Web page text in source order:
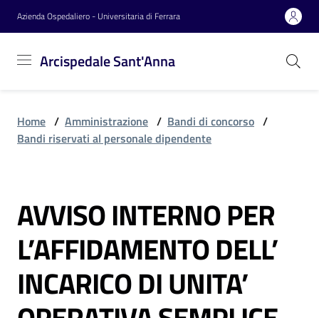
Vai al contenuto
Vai alla navigazione
Vai al footer
Azienda Ospedaliero - Universitaria di Ferrara
Arcispedale Sant'Anna
Sant'Anna
Azienda
Reparti
Home / Amministrazione / Bandi di concorso /
Bandi riservati al personale dipendente
Salta al contenuto
AVVISO INTERNO PER
L’AFFIDAMENTO DELL’
INCARICO DI UNITA’